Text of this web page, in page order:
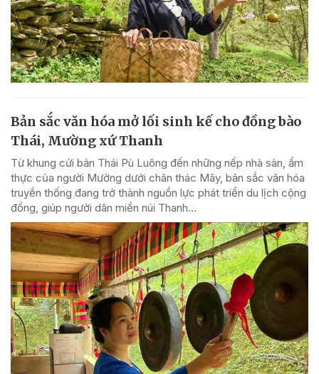
Bản sắc văn hóa mở lối sinh kế cho đồng bào
Thái, Mường xứ Thanh
Từ khung cửi bản Thái Pù Luông đến những nếp nhà sàn, ẩm
thực của người Mường dưới chân thác Mây, bản sắc văn hóa
truyền thống đang trở thành nguồn lực phát triển du lịch cộng
đồng, giúp người dân miền núi Thanh...